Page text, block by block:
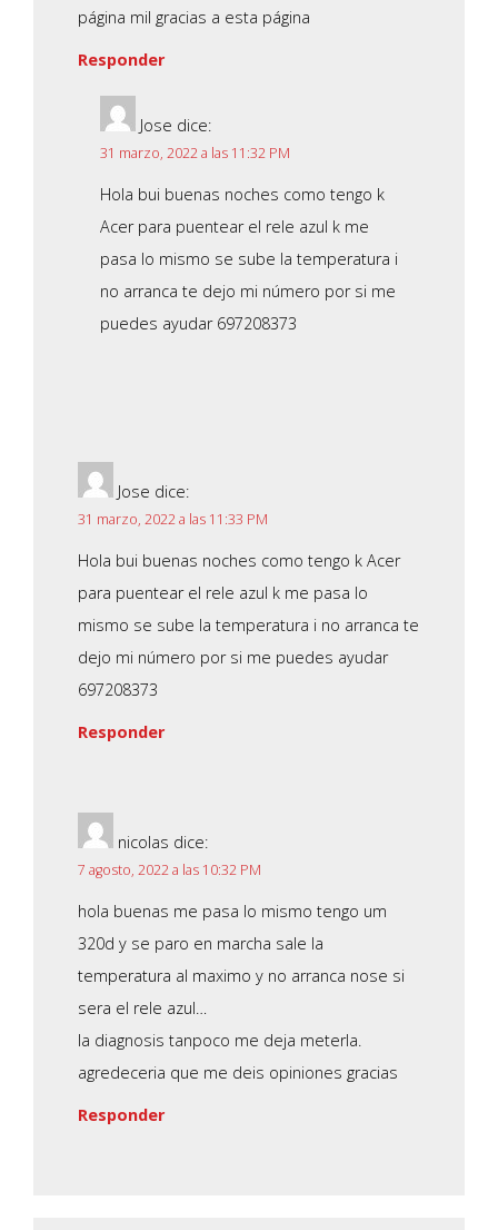
página mil gracias a esta página
Responder
Jose dice:
31 marzo, 2022 a las 11:32 PM
Hola bui buenas noches como tengo k
Acer para puentear el rele azul k me
pasa lo mismo se sube la temperatura i
no arranca te dejo mi número por si me
puedes ayudar 697208373
Jose dice:
31 marzo, 2022 a las 11:33 PM
Hola bui buenas noches como tengo k Acer
para puentear el rele azul k me pasa lo
mismo se sube la temperatura i no arranca te
dejo mi número por si me puedes ayudar
697208373
Responder
nicolas dice:
7 agosto, 2022 a las 10:32 PM
hola buenas me pasa lo mismo tengo um
320d y se paro en marcha sale la
temperatura al maximo y no arranca nose si
sera el rele azul…
la diagnosis tanpoco me deja meterla.
agredeceria que me deis opiniones gracias
Responder